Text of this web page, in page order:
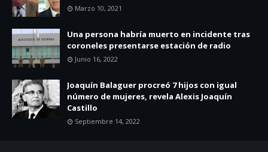
Marzo 10, 2021
Una persona habría muerto en incidente tras
coroneles presentarse estación de radio
Junio 16, 2022
Joaquín Balaguer procreó 7 hijos con igual
número de mujeres, revela Alexis Joaquín
Castillo
Septiembre 14, 2022